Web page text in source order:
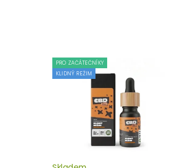
PRO ZAČÁTEČNÍKY
KLIDNÝ REŽIM